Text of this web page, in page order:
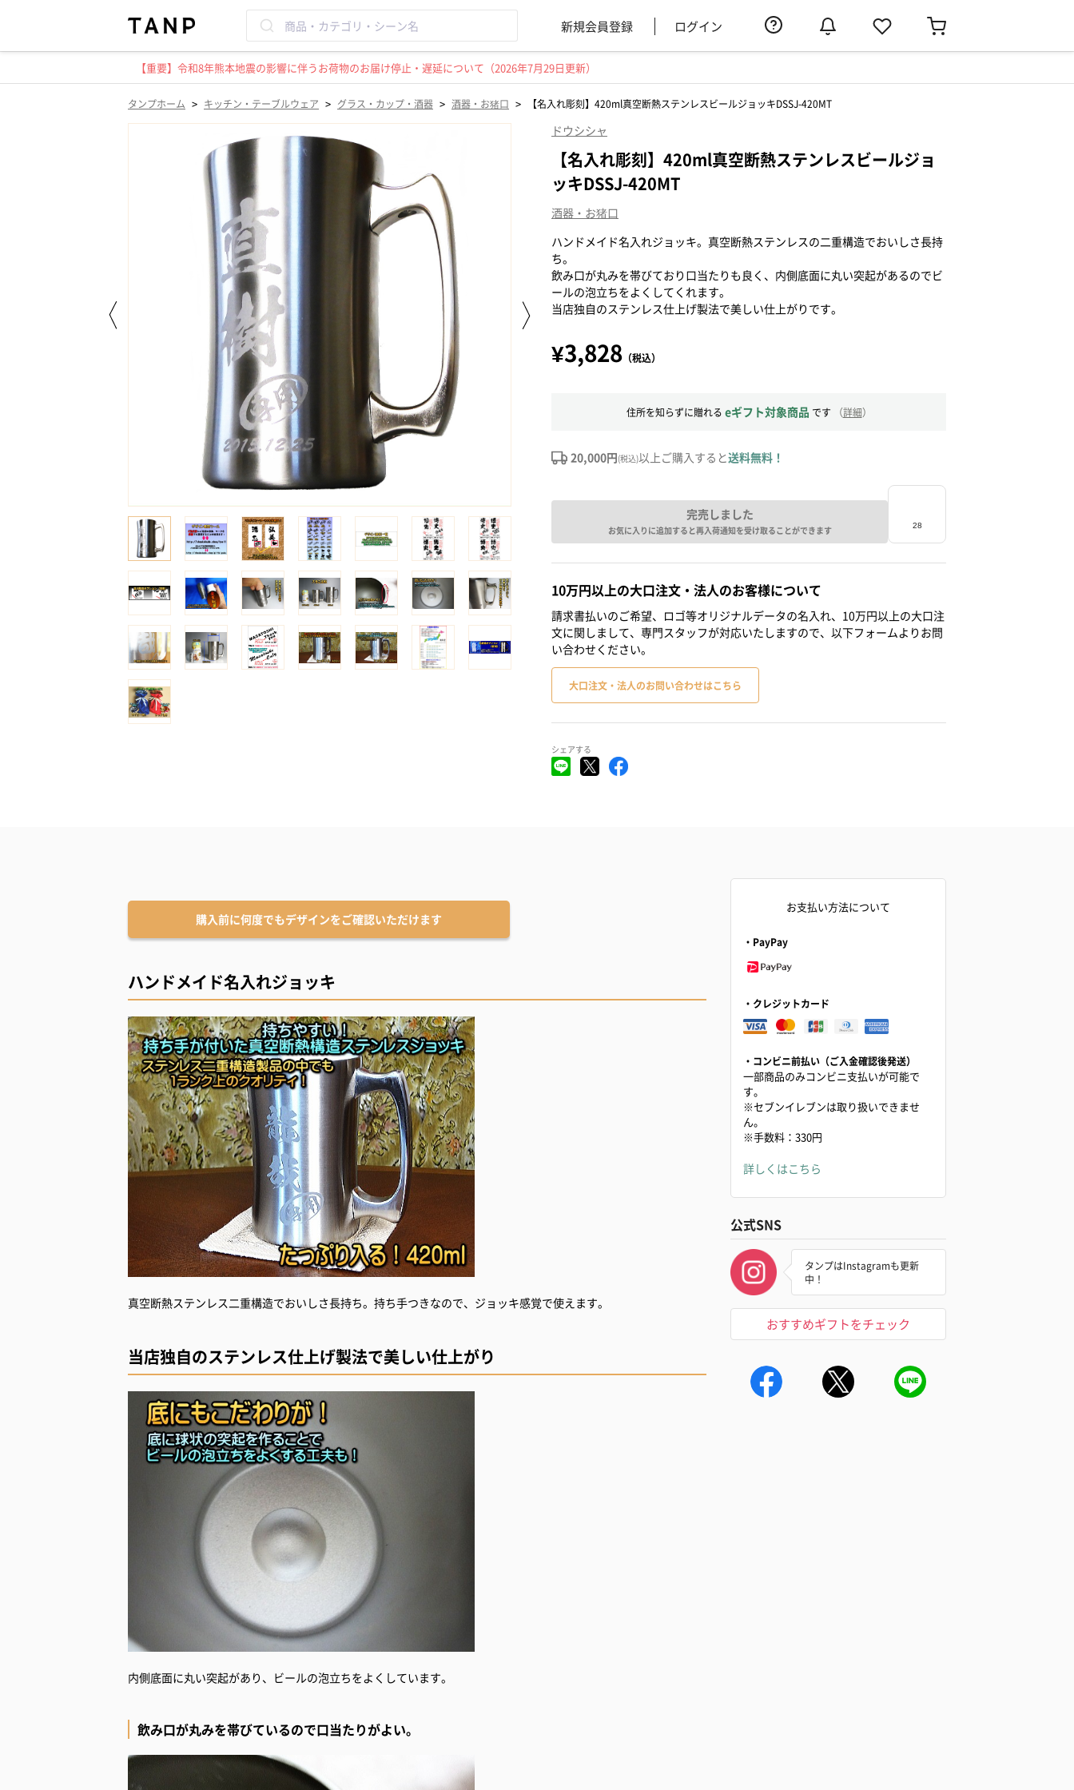
新規会員登録 ログイン
【重要】令和8年熊本地震の影響に伴うお荷物のお届け停止・遅延について（2026年7月29日更新）
タンプホーム > キッチン・テーブルウェア > グラス・カップ・酒器 > 酒器・お猪口 > 【名入れ彫刻】420ml真空断熱ステンレスビールジョッキDSSJ-420MT
ドウシシャ
【名入れ彫刻】420ml真空断熱ステンレスビールジョ
ッキDSSJ-420MT
酒器・お猪口
ハンドメイド名入れジョッキ。真空断熱ステンレスの二重構造でおいしさ長持
ち。
飲み口が丸みを帯びており口当たりも良く、内側底面に丸い突起があるのでビ
ールの泡立ちをよくしてくれます。
当店独自のステンレス仕上げ製法で美しい仕上がりです。
¥3,828 （税込）
住所を知らずに贈れる eギフト対象商品 です （詳細）
20,000円(税込)以上ご購入すると送料無料！
完売しました
お気に入りに追加すると再入荷通知を受け取ることができます
10万円以上の大口注文・法人のお客様について
請求書払いのご希望、ロゴ等オリジナルデータの名入れ、10万円以上の大口注
文に関しまして、専門スタッフが対応いたしますので、以下フォームよりお問
い合わせください。
大口注文・法人のお問い合わせはこちら
シェアする
購入前に何度でもデザインをご確認いただけます
ハンドメイド名入れジョッキ
真空断熱ステンレス二重構造でおいしさ長持ち。持ち手つきなので、ジョッキ感覚で使えます。
当店独自のステンレス仕上げ製法で美しい仕上がり
飲み口が丸みを帯びているので口当たりがよい。
お支払い方法について
・PayPay
・クレジットカード
・コンビニ前払い（ご入金確認後発送）
一部商品のみコンビニ支払いが可能で
す。
※セブンイレブンは取り扱いできませ
ん。
※手数料：330円
詳しくはこちら
公式SNS
タンプはInstagramも更新
中！
おすすめギフトをチェック